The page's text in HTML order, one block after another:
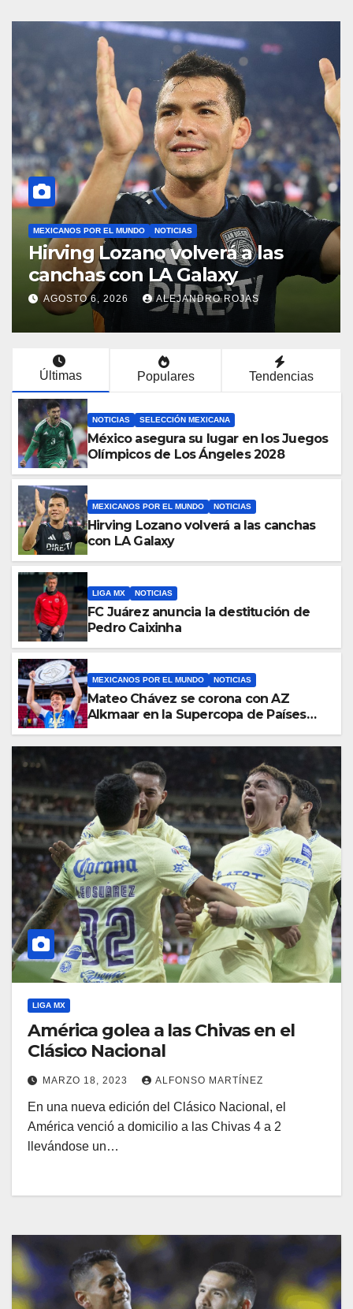
LIGA MX NOTICIAS
FC Juárez anuncia la
destitución de Pedro Caixinha
AGOSTO 2, 2026 DANIEL CANALES
Últimas Populares Tendencias
NOTICIAS SELECCIÓN MEXICANA
México asegura su lugar en los Juegos
Olímpicos de Los Ángeles 2028
MEXICANOS POR EL MUNDO NOTICIAS
Hirving Lozano volverá a las canchas
con LA Galaxy
LIGA MX NOTICIAS
FC Juárez anuncia la destitución de
Pedro Caixinha
MEXICANOS POR EL MUNDO NOTICIAS
Mateo Chávez se corona con AZ
Alkmaar en la Supercopa de Países
LIGA MX
América golea a las Chivas en el
Clásico Nacional
MARZO 18, 2023 ALFONSO MARTÍNEZ
En una nueva edición del Clásico Nacional, el
América venció a domicilio a las Chivas 4 a 2
llevándose un…